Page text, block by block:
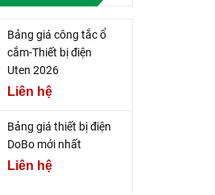
Bảng giá công tắc ổ
cắm-Thiết bị điện
Uten 2026
Liên hệ
Bảng giá thiết bị điện
DoBo mới nhất
Liên hệ